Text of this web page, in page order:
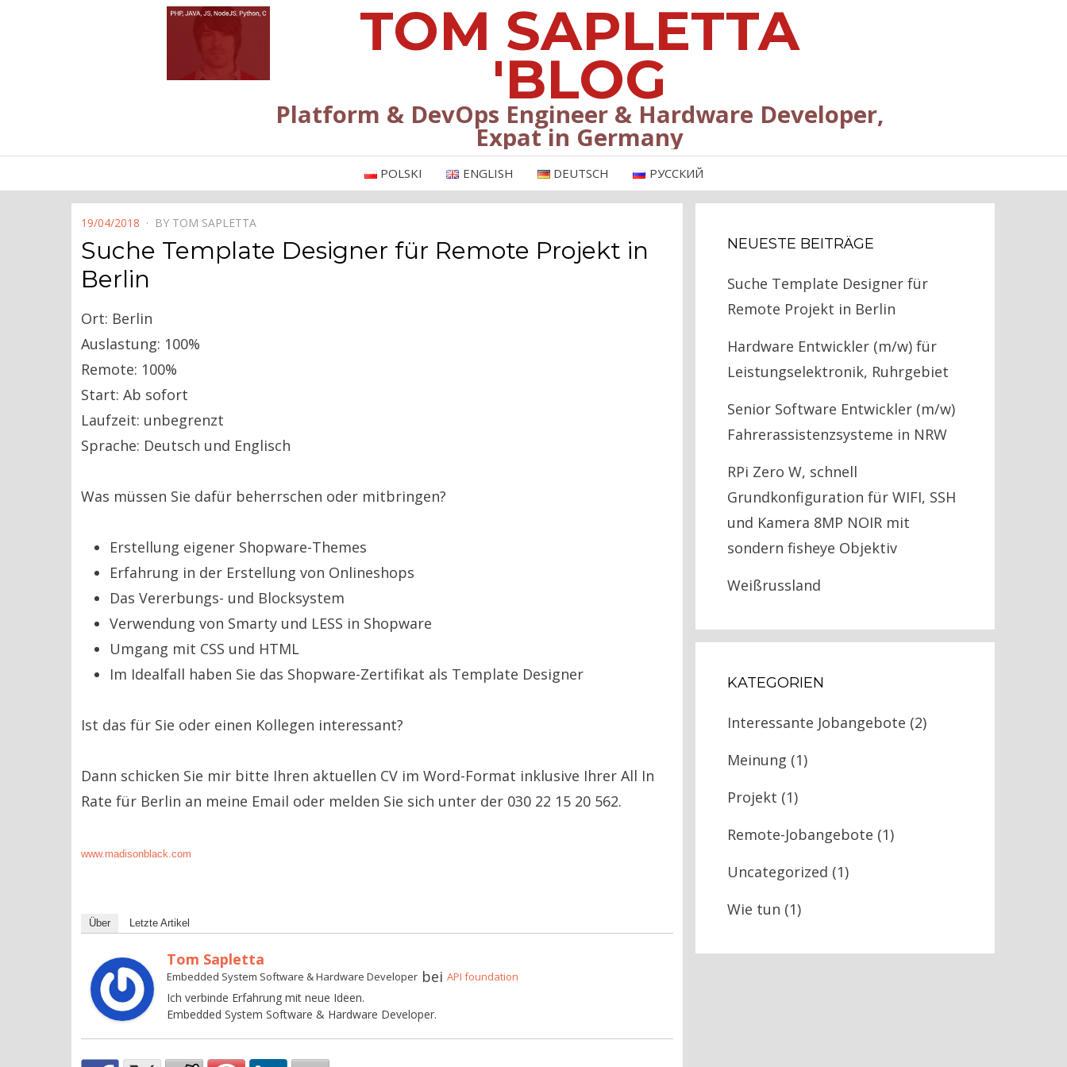
TOM SAPLETTA
'BLOG
Platform & DevOps Engineer & Hardware Developer,
Expat in Germany
POLSKI ENGLISH DEUTSCH РУССКИЙ
POSTED
ON
19/04/2018 BY TOM SAPLETTA
Suche Template Designer für Remote Projekt in
Berlin
Ort: Berlin
Auslastung: 100%
Remote: 100%
Start: Ab sofort
Laufzeit: unbegrenzt
Sprache: Deutsch und Englisch
Was müssen Sie dafür beherrschen oder mitbringen?
Erstellung eigener Shopware-Themes
Erfahrung in der Erstellung von Onlineshops
Das Vererbungs- und Blocksystem
Verwendung von Smarty und LESS in Shopware
Umgang mit CSS und HTML
Im Idealfall haben Sie das Shopware-Zertifikat als Template Designer
Ist das für Sie oder einen Kollegen interessant?
Dann schicken Sie mir bitte Ihren aktuellen CV im Word-Format inklusive Ihrer All In
Rate für Berlin an meine Email oder melden Sie sich unter der 030 22 15 20 562.
www.madisonblack.com
Über Letzte Artikel
Tom Sapletta
Embedded System Software & Hardware Developerbei API foundation
Ich verbinde Erfahrung mit neue Ideen.
Embedded System Software & Hardware Developer.
NEUESTE BEITRÄGE
Suche Template Designer für
Remote Projekt in Berlin
Hardware Entwickler (m/w) für
Leistungselektronik, Ruhrgebiet
Senior Software Entwickler (m/w)
Fahrerassistenzsysteme in NRW
RPi Zero W, schnell
Grundkonfiguration für WIFI, SSH
und Kamera 8MP NOIR mit
sondern fisheye Objektiv
Weißrussland
KATEGORIEN
Interessante Jobangebote (2)
Meinung (1)
Projekt (1)
Remote-Jobangebote (1)
Uncategorized (1)
Wie tun (1)